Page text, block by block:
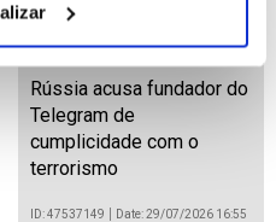
Rússia acusa fundador do
Telegram de
cumplicidade com o
terrorismo
ID: 47537149 Date: 29/07/2026 16:55